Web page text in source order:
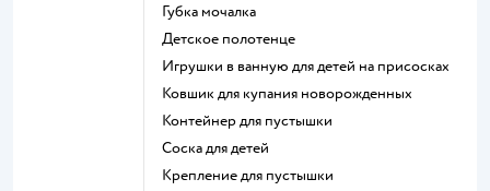
губка мочалка
детское полотенце
игрушки в ванную для детей на присосках
ковшик для купания новорожденных
контейнер для пустышки
соска для детей
крепление для пустышки